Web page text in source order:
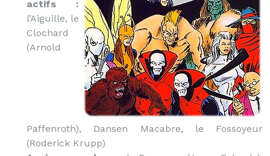
actifs :
l’Aiguille, le
Clochard
(Arnold
Paffenroth), Dansen Macabre, le Fossoyeur
(Roderick Krupp)